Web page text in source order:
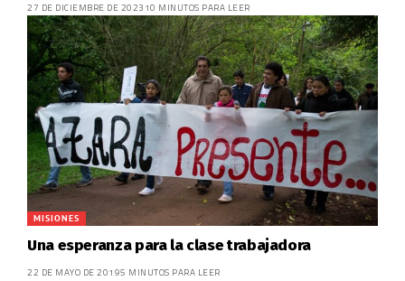
27 DE DICIEMBRE DE 2023 10 MINUTOS PARA LEER
MISIONES
Una esperanza para la clase trabajadora
22 DE MAYO DE 20195 MINUTOS PARA LEER